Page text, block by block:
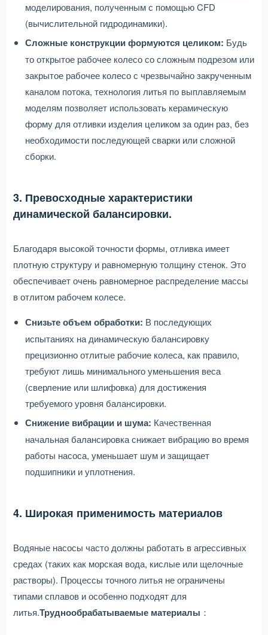
моделирования, полученным с помощью CFD
(вычислительной гидродинамики).
Сложные конструкции формуются целиком: Будь
то открытое рабочее колесо со сложным подрезом или
закрытое рабочее колесо с чрезвычайно закрученным
каналом потока, технология литья по выплавляемым
моделям позволяет использовать керамическую
форму для отливки изделия целиком за один раз, без
необходимости последующей сварки или сложной
сборки.
3. Превосходные характеристики
динамической балансировки.
Благодаря высокой точности формы, отливка имеет
плотную структуру и равномерную толщину стенок. Это
обеспечивает очень равномерное распределение массы
в отлитом рабочем колесе.
Снизьте объем обработки: В последующих
испытаниях на динамическую балансировку
прецизионно отлитые рабочие колеса, как правило,
требуют лишь минимального уменьшения веса
(сверление или шлифовка) для достижения
требуемого уровня балансировки.
Снижение вибрации и шума: Качественная
начальная балансировка снижает вибрацию во время
работы насоса, уменьшает шум и защищает
подшипники и уплотнения.
4. Широкая применимость материалов
Водяные насосы часто должны работать в агрессивных
средах (таких как морская вода, кислые или щелочные
растворы). Процессы точного литья не ограничены
типами сплавов и особенно подходят для
литья.Труднообрабатываемые материалы ：